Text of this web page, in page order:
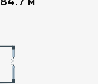
84.7 м